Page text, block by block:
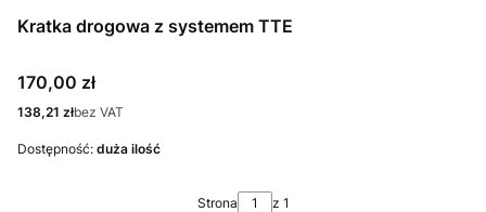
Kratka drogowa z systemem TTE
Cena
170,00 zł
Cena
138,21 złbez VAT
Dostępność: duża ilość
Strona z 1